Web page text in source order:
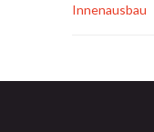
Innenausbau